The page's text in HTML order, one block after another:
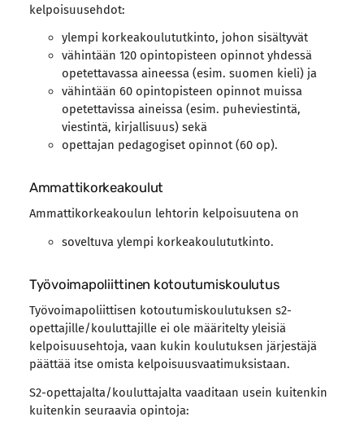
kelpoisuusehdot:
ylempi korkeakoulututkinto, johon sisältyvät
vähintään 120 opintopisteen opinnot yhdessä
opetettavassa aineessa (esim. suomen kieli) ja
vähintään 60 opintopisteen opinnot muissa
opetettavissa aineissa (esim. puheviestintä,
viestintä, kirjallisuus) sekä
opettajan pedagogiset opinnot (60 op).
Ammattikorkeakoulut
Ammattikorkeakoulun lehtorin kelpoisuutena on
soveltuva ylempi korkeakoulututkinto.
Työvoimapoliittinen kotoutumiskoulutus
Työvoimapoliittisen kotoutumiskoulutuksen s2-
opettajille/kouluttajille ei ole määritelty yleisiä
kelpoisuusehtoja, vaan kukin koulutuksen järjestäjä
päättää itse omista kelpoisuusvaatimuksistaan.
S2-opettajalta/kouluttajalta vaaditaan usein kuitenkin
kuitenkin seuraavia opintoja: